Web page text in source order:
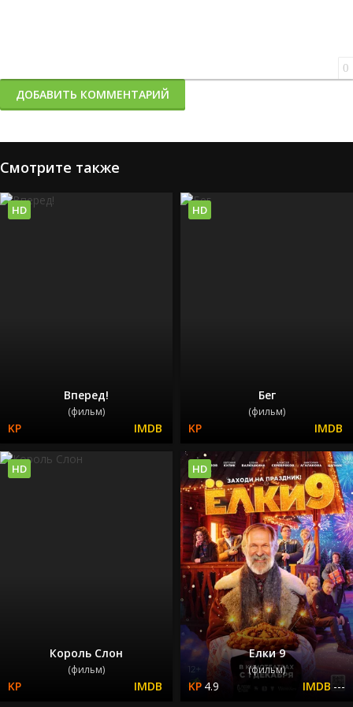
0
ДОБАВИТЬ КОММЕНТАРИЙ
Смотрите также
Вперед!
(фильм)
HD
Бег
(фильм)
HD
Король Слон
(фильм)
HD
Елки 9
(фильм)
4.9 ---
HD